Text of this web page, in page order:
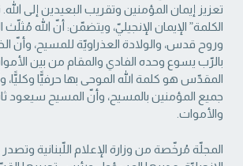
تعزيز إيمان المؤمنين وتقريب البعيدين إلى الله.
‏الكلمة” الإيمان الإنجيليّ، ويتضمّن: أنّ الله مُثلّث
وروح قدس، والولادة العذراويّة ‏للمسيح، وأنّ
بالرّب يسوع وحده الفادي والمقام من بين
‏المقدّس هو كلمة الله الموحى بها حرفيًّا
جميع المؤمنين بالمسيح، وأنّ المسيح ‏سيعود
والأموات. ‏
المجلّة مُرخّصة من وزارة الإعلام اللّبنانية